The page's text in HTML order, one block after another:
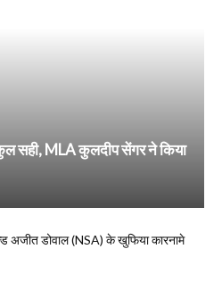
सही, MLA कुलदीप सेंगर ने किया
अजीत डोवाल (NSA) के खुफिया कारनामे